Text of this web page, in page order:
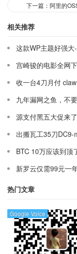
下一篇：阿里的
相关推荐
这款WP主题好强大
宫崎骏的电影全网
收一台4刀月付
九年漏网之鱼，不
源支付黑五大促来
出搬瓦工35刀DC9-
BTC 10万应该到顶
新罗云仅需99元一
热门文章
Google Voice